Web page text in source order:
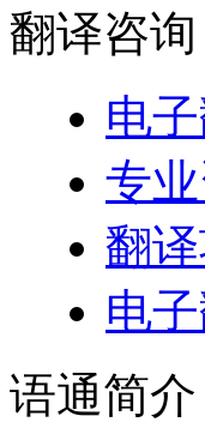
翻译咨询
电
专
翻
电
语通简介